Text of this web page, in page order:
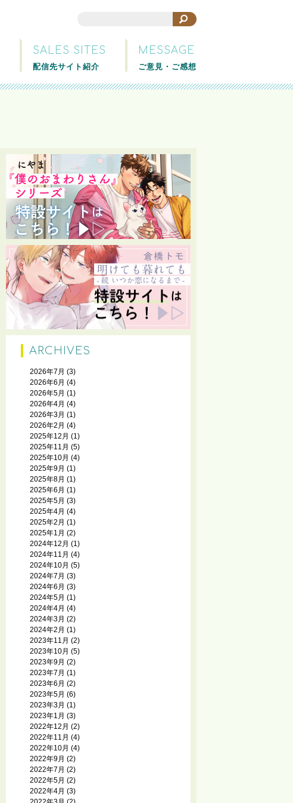
SALES SITES
配信先サイト紹介
MESSAGE
ご意見・ご感想
ARCHIVES
2026年7月 (3)
2026年6月 (4)
2026年5月 (1)
2026年4月 (4)
2026年3月 (1)
2026年2月 (4)
2025年12月 (1)
2025年11月 (5)
2025年10月 (4)
2025年9月 (1)
2025年8月 (1)
2025年6月 (1)
2025年5月 (3)
2025年4月 (4)
2025年2月 (1)
2025年1月 (2)
2024年12月 (1)
2024年11月 (4)
2024年10月 (5)
2024年7月 (3)
2024年6月 (3)
2024年5月 (1)
2024年4月 (4)
2024年3月 (2)
2024年2月 (1)
2023年11月 (2)
2023年10月 (5)
2023年9月 (2)
2023年7月 (1)
2023年6月 (2)
2023年5月 (6)
2023年3月 (1)
2023年1月 (3)
2022年12月 (2)
2022年11月 (4)
2022年10月 (4)
2022年9月 (2)
2022年7月 (2)
2022年5月 (2)
2022年4月 (3)